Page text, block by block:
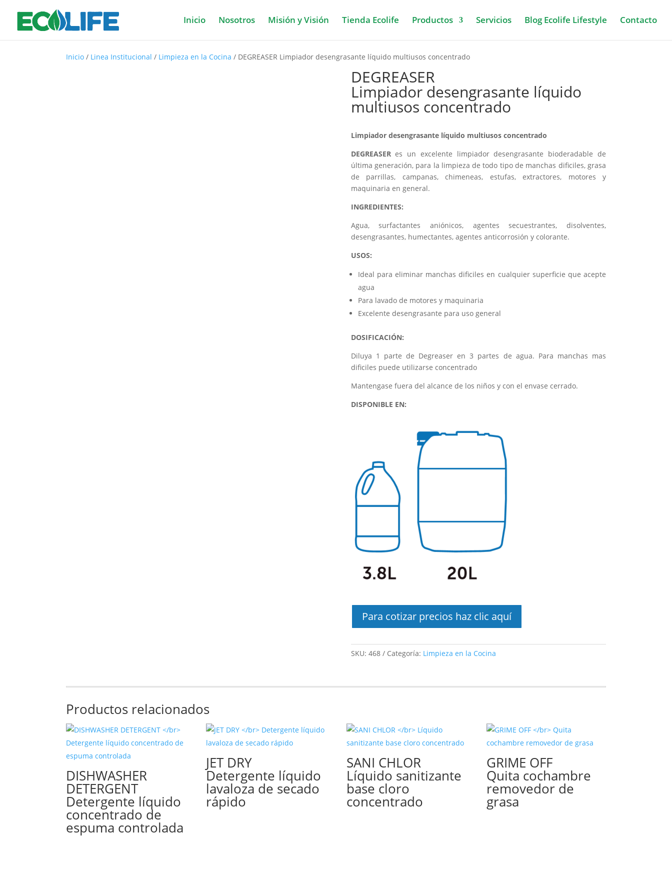
Inicio Nosotros Misión y Visión Tienda Ecolife Productos Servicios Blog Ecolife Lifestyle Contacto
Inicio / Linea Institucional / Limpieza en la Cocina / DEGREASER Limpiador desengrasante líquido multiusos concentrado
DEGREASER
Limpiador desengrasante líquido
multiusos concentrado
Limpiador desengrasante líquido multiusos concentrado
DEGREASERes un excelente limpiador desengrasante bioderadable de
última generación, para la limpieza de todo tipo de manchas dificiles, grasa
de parrillas, campanas, chimeneas, estufas, extractores, motores y
maquinaria en general.
INGREDIENTES:
Agua, surfactantes aniónicos, agentes secuestrantes, disolventes,
desengrasantes, humectantes, agentes anticorrosión y colorante.
USOS:
Ideal para eliminar manchas dificiles en cualquier superficie que acepte
agua
Para lavado de motores y maquinaria
Excelente desengrasante para uso general
DOSIFICACIÓN:
Diluya 1 parte de Degreaser en 3 partes de agua. Para manchas mas
dificiles puede utilizarse concentrado
Mantengase fuera del alcance de los niños y con el envase cerrado.
DISPONIBLE EN:
Para cotizar precios haz clic aquí
SKU: 468 Categoría: Limpieza en la Cocina
Productos relacionados
DISHWASHER
DETERGENT
Detergente líquido
concentrado de
espuma controlada
JET DRY
Detergente líquido
lavaloza de secado
rápido
SANI CHLOR
Líquido sanitizante
base cloro
concentrado
GRIME OFF
Quita cochambre
removedor de
grasa